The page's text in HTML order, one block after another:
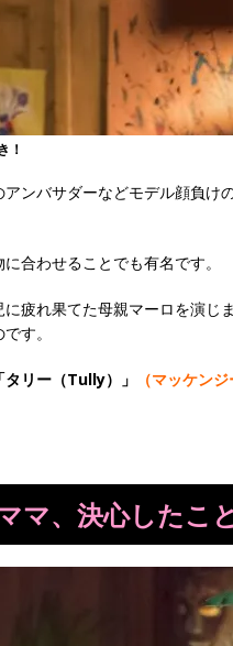
！
ンバサダーなどモデル顔負け
合わせることでも有名です。
に疲れ果てた母親マーロを演じ
す。
「タリー（Tully）」
（マッケン
マ、決心したこ